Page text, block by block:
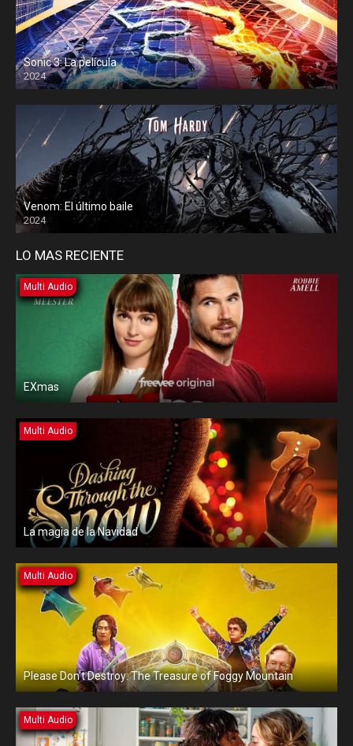
Sonic 3: La película
2024
Venom: El último baile
2024
LO MAS RECIENTE
Multi Audio
EXmas
Multi Audio
La magia de la Navidad
Multi Audio
Please Don’t Destroy: The Treasure of Foggy Mountain
Multi Audio